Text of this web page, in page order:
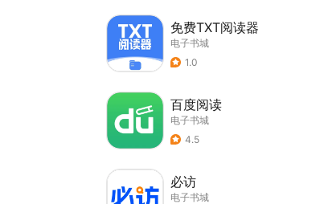
免费TXT阅读器
电子书城
1.0
百度阅读
电子书城
4.5
必访
电子书城